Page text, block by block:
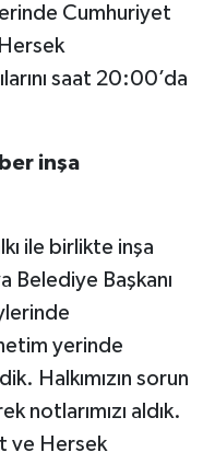
Cumhuriyet
saat 20:00’da
inşa
ile birlikte inşa
Belediye Başkanı
yerinde
Halkımızın sorun
notlarımızı aldık.
ve Hersek